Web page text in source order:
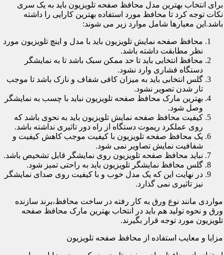
برای انتخاب بهترین مدل محافظ صفحه تلویزیون باید به یک سری
نکات توجه کرد تا محافظ مورد استفاده بهترین کارایی را داشته
باشد.این معیارها شامل موارد زیر می شوند:
محافظ صفحه نمایش تلویزیون باید با مدل و اینچ تلویزیون مورد
نظر مطابقت داشته باشد.
محافظ انتخابی باید تا حد ممکن سبک باشد تا به نمایشگر
دستگاه فشاری وارد نشود.
گلس انتخابی باید به میزان کافی شفاف و نازک باشد تا موجب
تار شدن تصویر نشود.
بهترین مارک محافظ صفحه تلویزیون نباید با چسب به نمایشگر
وصل شود.
کیفیت محافظ صفحه نمایش تلویزیون باید به نحوی باشد که
روی عملکرد ریموت دستگاه از راه دور تاثیری نداشته باشد.
یک محافظ صفحه تلویزیون با کیفیت موجب کاهش کیفیت و
شفافیت نمایش تصاویر نمی شود.
نباید محافظ صفحه تلویزیون روی نمایشگر قابل تشخیص باشد.
گلس محافظ نمایشگر تلویزیون باید به راحتی تمیز شود.
در نهایت این که یک مدل خوب و با کیفیت روی صدای نمایشگر
نیز تاثیری نمی گذارد.
مواردی مانند نوع ورق به کار رفته در ساخت محافظ،برند سازنده
ورق و نحوه تولید هم باید در انتخاب بهترین مارک محافظ صفحه
تلویزیون مورد توجه قرار بگیرند.
مزایا و معایب استفاده از محافظ صفحه تلویزیون